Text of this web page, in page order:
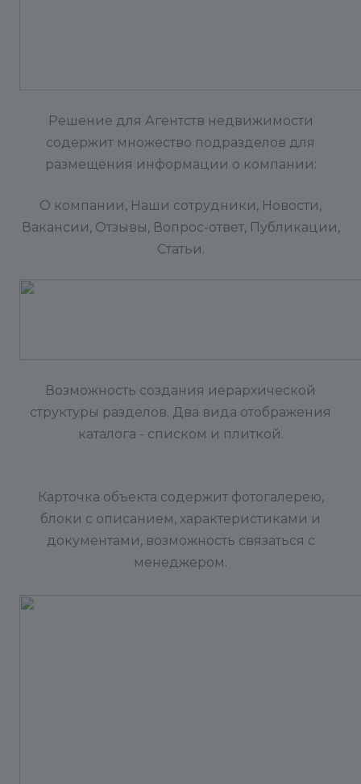
Решение для Агентств недвижимости
содержит множество подразделов для
размещения информации о компании:
О компании, Наши сотрудники, Новости,
Вакансии, Отзывы, Вопрос-ответ, Публикации,
Статьи.
Возможность создания иерархической
структуры разделов. Два вида отображения
каталога - списком и плиткой.
Карточка объекта содержит фотогалерею,
блоки с описанием, характеристиками и
документами, возможность связаться с
менеджером.